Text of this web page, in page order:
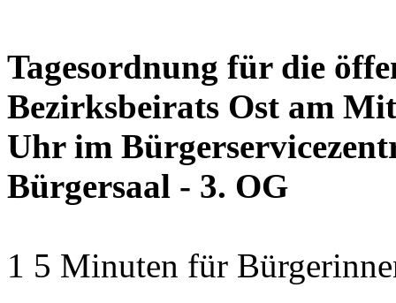
Tagesordnung für die
Bezirksbeirats Ost am
Uhr im
Bürgersaal - 3. OG
1 5 Minuten für